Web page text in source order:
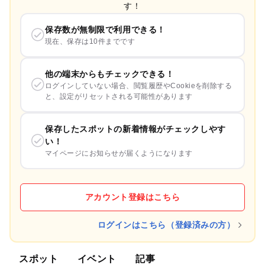
す！
保存数が無制限で利用できる！
現在、保存は10件までです
他の端末からもチェックできる！
ログインしていない場合、閲覧履歴やCookieを削除する
と、設定がリセットされる可能性があります
保存したスポットの新着情報がチェックしやす
い！
マイページにお知らせが届くようになります
アカウント登録はこちら
ログインはこちら（登録済みの方）
スポット イベント 記事